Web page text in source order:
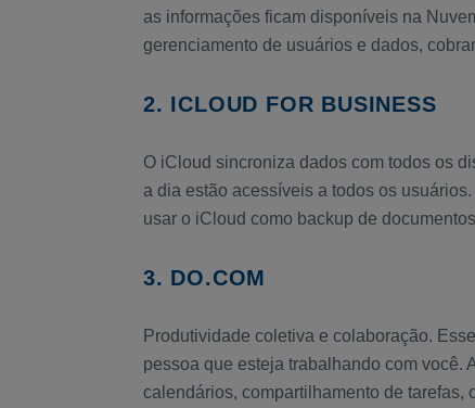
as informações ficam disponíveis na
gerenciamento de usuários e dados,
2. ICLOUD FOR BUSINESS
O iCloud sincroniza dados com todos os
a dia estão acessíveis a todos os
usar o iCloud como backup de
3. DO.COM
Produtividade coletiva e colaboração.
pessoa que esteja trabalhando com você.
calendários, compartilhamento de tarefas,